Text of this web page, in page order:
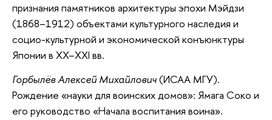
признания памятников архитектуры эпохи Мэйдзи
(1868–1912) объектами культурного наследия и
социо-культурной и экономической конъюнктуры
Японии в XX–XXI вв.
Горбылёв Алексей Михайлович(ИСАА МГУ).
Рождение «науки для воинских домов»: Ямага Соко и
его руководство «Начала воспитания воина».